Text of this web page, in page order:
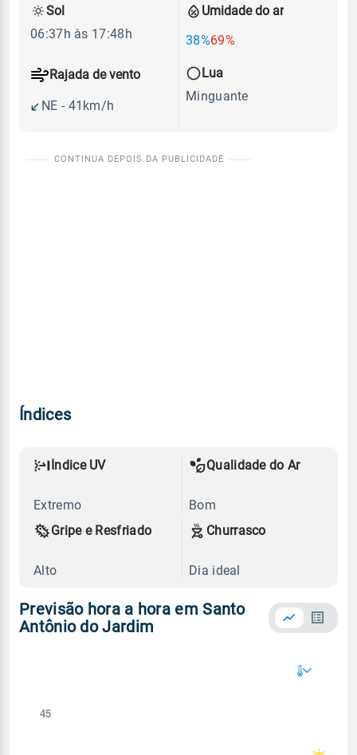
Umidade do ar
38%69%
Rajada de vento
NE - 41km/h
Sol
06:37h às 17:48h
Lua
Minguante
Índices
Índice UV
Extremo
Qualidade do Ar
Bom
Gripe e Resfriado
Alto
Churrasco
Dia ideal
Previsão hora a hora em Santo
Antônio do Jardim